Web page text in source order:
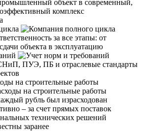
за все этапы: от
объекта в эксплуатацию
ПУЭ, ПБ и отраслевые стандарты
на строительные работы
рубль был израсходован
– за счет прямых поставок
технических решений
заранее